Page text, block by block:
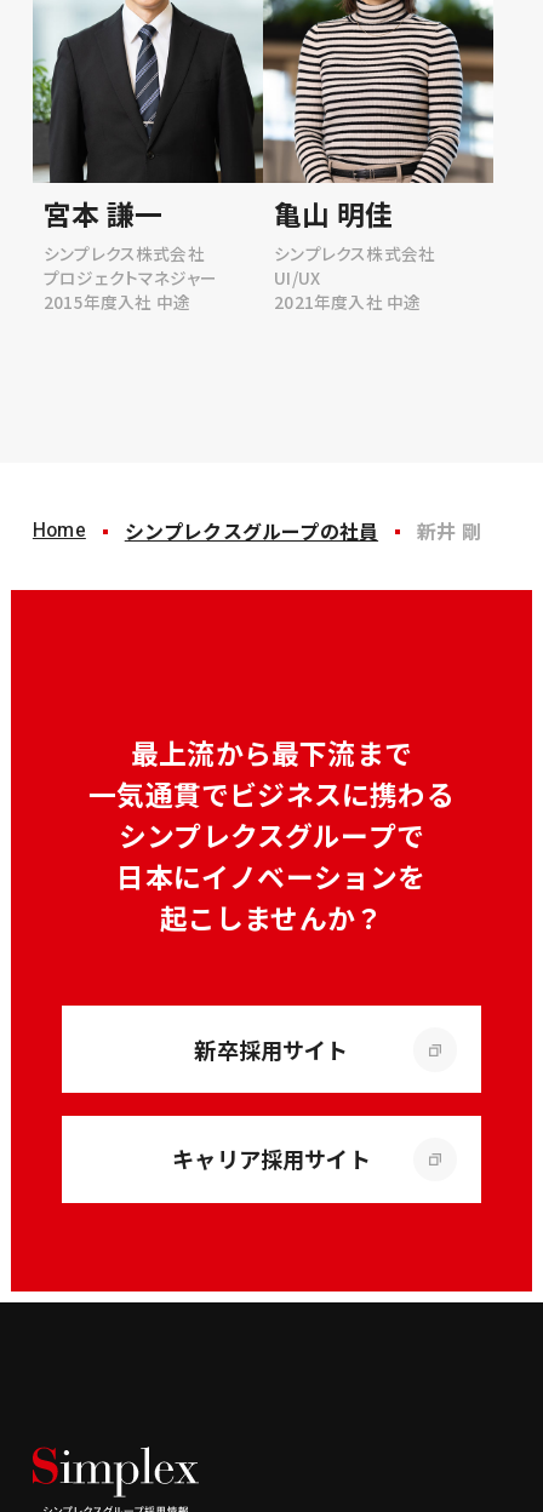
宮本 謙一
シンプレクス株式会社
プロジェクトマネジャー
2015年度入社 中途
亀山 明佳
シンプレクス株式会社
UI/UX
2021年度入社 中途
Home シンプレクスグループの社員 新井 剛
最上流から最下流まで
一気通貫でビジネスに携わる
シンプレクスグループで
日本にイノベーションを
起こしませんか？
新卒採用サイト
キャリア採用サイト